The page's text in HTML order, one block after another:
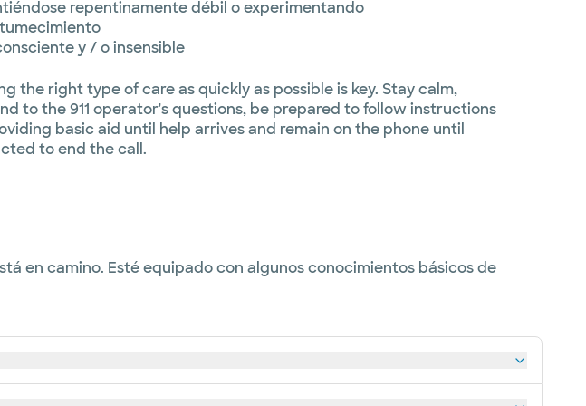
repentinamente débil o experimentando
y / o insensible
the right type of care as quickly as possible is key. Stay calm,
to the 911 operator's questions, be prepared to follow instructions
basic aid until help arrives and remain on the phone until
to end the call.
en camino. Esté equipado con algunos conocimientos básicos de